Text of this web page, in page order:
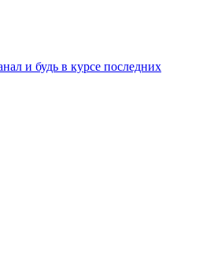
и будь в курсе последних